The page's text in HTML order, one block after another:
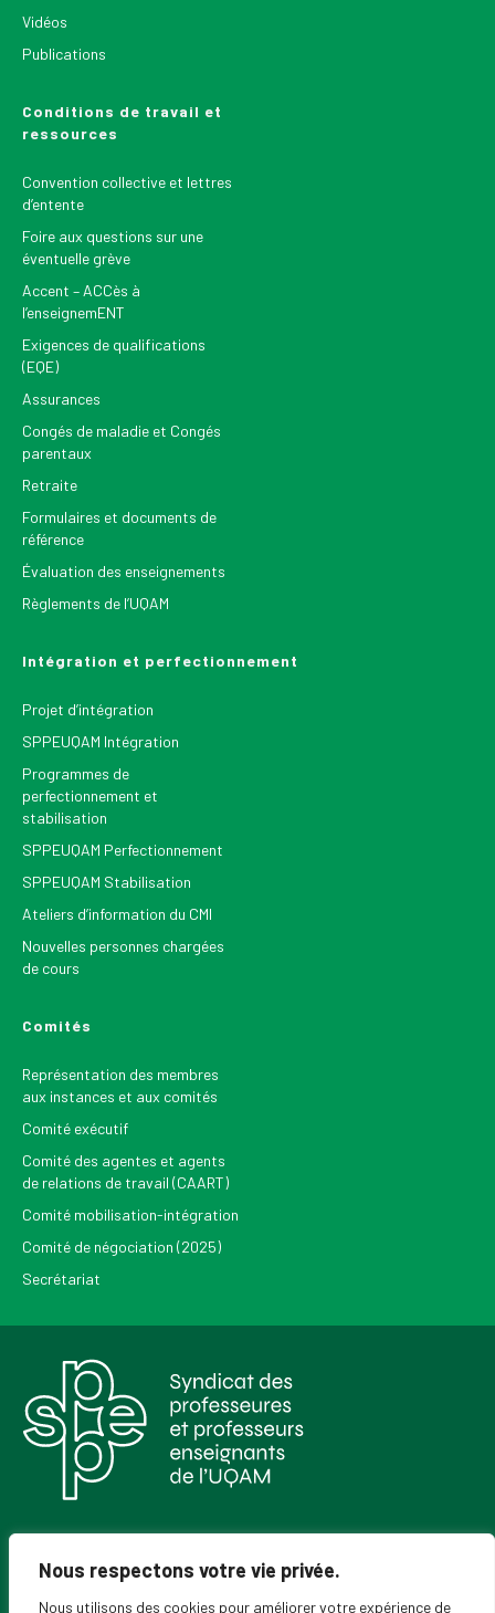
Nous respectons votre vie privée.
Nous utilisons des cookies pour améliorer votre expérience de
Vidéos
Publications
Conditions de travail et
ressources
Convention collective et lettres
d’entente
Foire aux questions sur une
éventuelle grève
Accent – ACCès à
l’enseignemENT
Exigences de qualifications
(EQE)
Assurances
Congés de maladie et Congés
parentaux
Retraite
Formulaires et documents de
référence
Évaluation des enseignements
Règlements de l’UQAM
Intégration et perfectionnement
Projet d’intégration
SPPEUQAM Intégration
Programmes de
perfectionnement et
stabilisation
SPPEUQAM Perfectionnement
SPPEUQAM Stabilisation
Ateliers d’information du CMI
Nouvelles personnes chargées
de cours
Comités
Représentation des membres
aux instances et aux comités
Comité exécutif
Comité des agentes et agents
de relations de travail (CAART)
Comité mobilisation-intégration
Comité de négociation (2025)
Secrétariat